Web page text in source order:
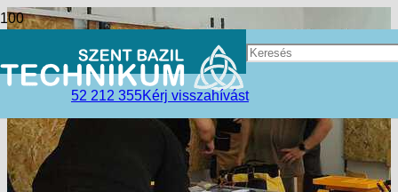
52 212 355Kérj visszahívást